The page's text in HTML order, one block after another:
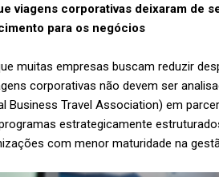
viagens corporativas deixaram de
para os negócios
muitas empresas buscam reduzir
corporativas não devem ser
Business Travel Association) em
estrategicamente
com menor maturidade na